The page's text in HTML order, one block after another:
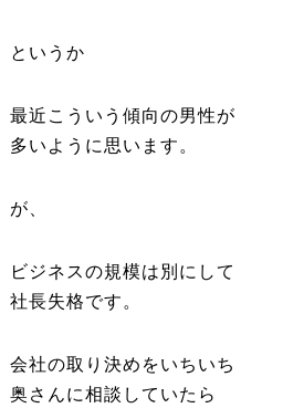
というか
最近こういう傾向の男性が
多いように思います。
が、
ビジネスの規模は別にして
社長失格です。
会社の取り決めをいちいち
奥さんに相談していたら